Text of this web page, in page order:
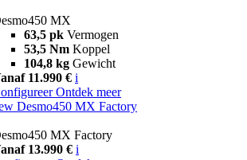
MX
63,5 pk Vermogen
53,5 Nm Koppel
104,8 kg Gewicht
11.990 € i
Ontdek meer
Desmo450 MX Factory
MX Factory
13.990 € i